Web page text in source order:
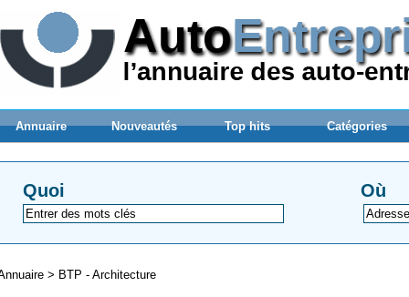
Annuaire Nouveautés Top hits Catégories
Quoi Où
> BTP - Architecture